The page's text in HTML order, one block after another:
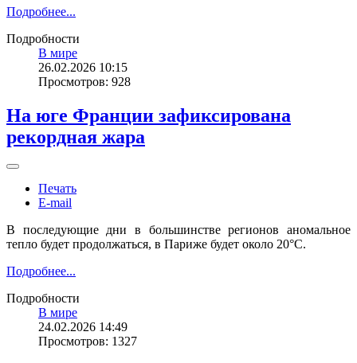
Подробнее...
Подробности
В мире
26.02.2026 10:15
Просмотров: 928
На юге Франции зафиксирована
рекордная жара
Печать
E-mail
В последующие дни в большинстве регионов аномальное
тепло будет продолжаться, в Париже будет около 20°C.
Подробнее...
Подробности
В мире
24.02.2026 14:49
Просмотров: 1327